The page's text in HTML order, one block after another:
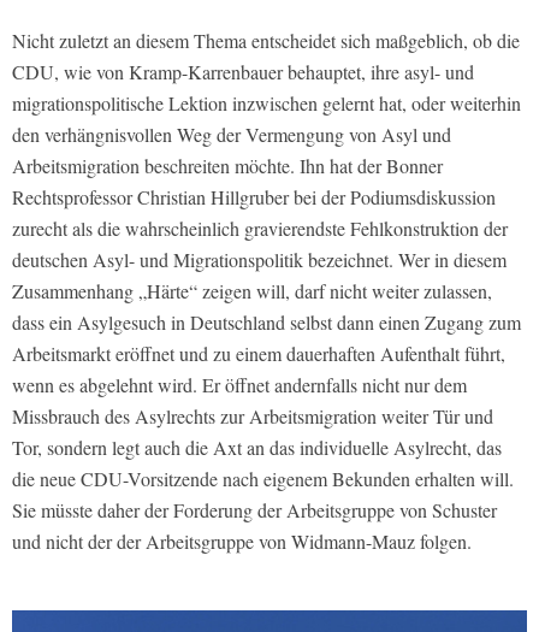
Nicht zuletzt an diesem Thema entscheidet sich maßgeblich, ob die
CDU, wie von Kramp-Karrenbauer behauptet, ihre asyl- und
migrationspolitische Lektion inzwischen gelernt hat, oder weiterhin
den verhängnisvollen Weg der Vermengung von Asyl und
Arbeitsmigration beschreiten möchte. Ihn hat der Bonner
Rechtsprofessor Christian Hillgruber bei der Podiumsdiskussion
zurecht als die wahrscheinlich gravierendste Fehlkonstruktion der
deutschen Asyl- und Migrationspolitik bezeichnet. Wer in diesem
Zusammenhang „Härte“ zeigen will, darf nicht weiter zulassen,
dass ein Asylgesuch in Deutschland selbst dann einen Zugang zum
Arbeitsmarkt eröffnet und zu einem dauerhaften Aufenthalt führt,
wenn es abgelehnt wird. Er öffnet andernfalls nicht nur dem
Missbrauch des Asylrechts zur Arbeitsmigration weiter Tür und
Tor, sondern legt auch die Axt an das individuelle Asylrecht, das
die neue CDU-Vorsitzende nach eigenem Bekunden erhalten will.
Sie müsste daher der Forderung der Arbeitsgruppe von Schuster
und nicht der der Arbeitsgruppe von Widmann-Mauz folgen.